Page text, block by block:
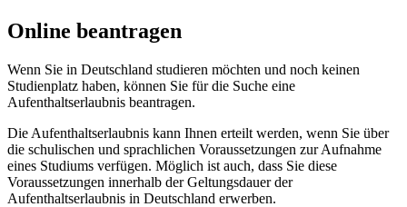
Online beantragen
Wenn Sie in Deutschland studieren möchten und noch keinen
Studienplatz haben, können Sie für die Suche eine
Aufenthaltserlaubnis beantragen.
Die Aufenthaltserlaubnis kann Ihnen erteilt werden, wenn Sie über
die schulischen und sprachlichen Voraussetzungen zur Aufnahme
eines Studiums verfügen. Möglich ist auch, dass Sie diese
Voraussetzungen innerhalb der Geltungsdauer der
Aufenthaltserlaubnis in Deutschland erwerben.